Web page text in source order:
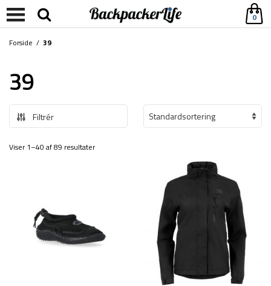
0
Forside / 39
39
Filtrér
Viser 1–40 af 89 resultater